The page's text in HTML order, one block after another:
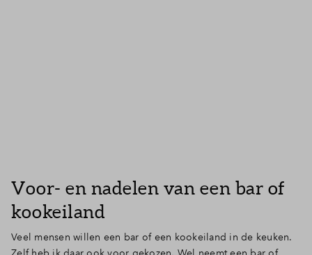
Voor- en nadelen van een bar of
kookeiland
Veel mensen willen een bar of een kookeiland in de keuken.